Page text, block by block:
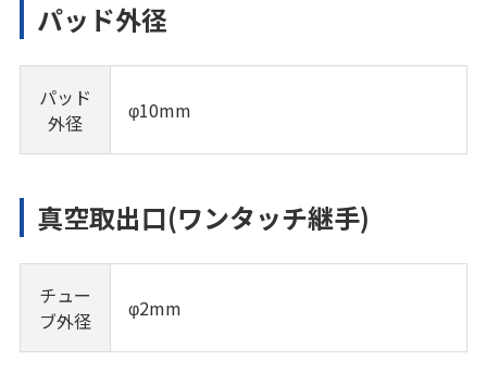
パッド外径
パッド
外径
φ10mm
真空取出口(ワンタッチ継手)
チュー
ブ外径
φ2mm